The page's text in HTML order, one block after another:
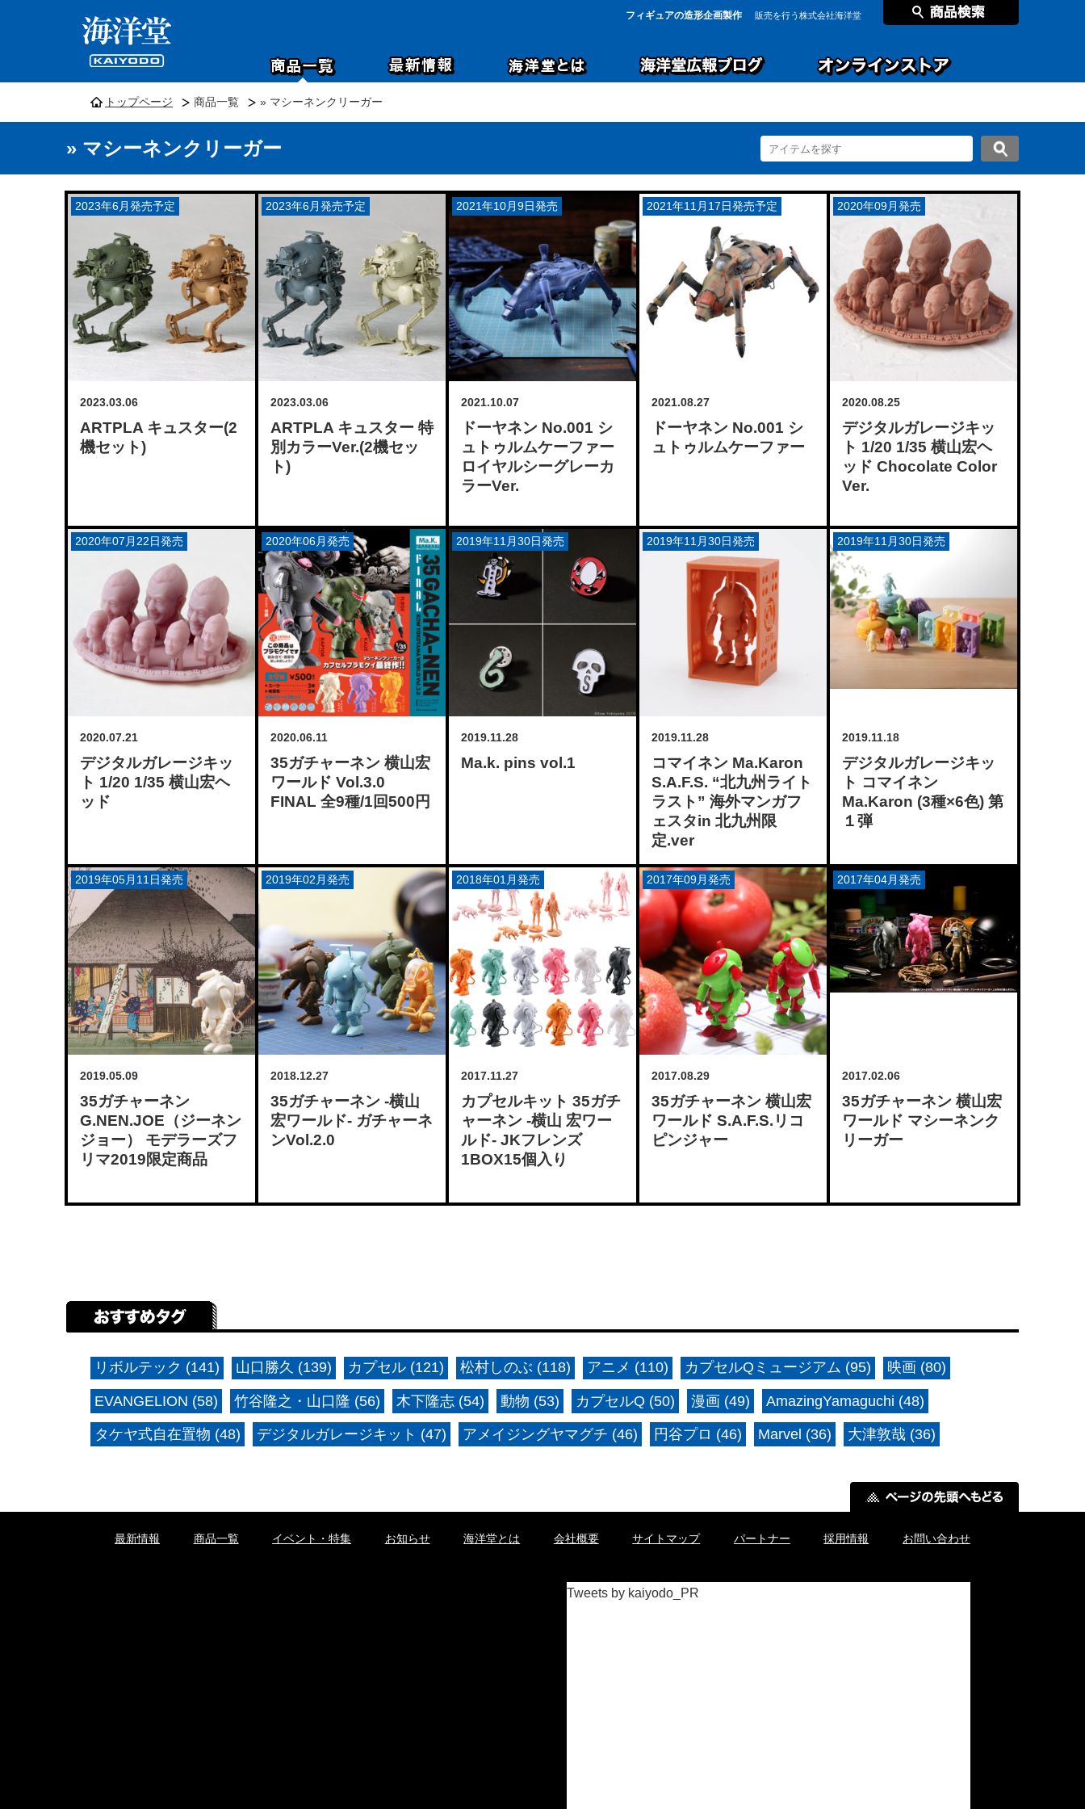
フィギュアの造形企画製作 販売を行う株式会社海洋堂
トップページ 商品一覧 » マシーネンクリーガー
» マシーネンクリーガー
2023.03.06
ARTPLA キュスター(2
機セット)
2023年6月発売予定
2023.03.06
ARTPLA キュスター 特
別カラーVer.(2機セッ
ト)
2023年6月発売予定
2021.10.07
ドーヤネン No.001 シ
ュトゥルムケーファー
ロイヤルシーグレーカ
ラーVer.
2021年10月9日発売
2021.08.27
ドーヤネン No.001 シ
ュトゥルムケーファー
2021年11月17日発売予定
2020.08.25
デジタルガレージキッ
ト 1/20 1/35 横山宏ヘ
ッド Chocolate Color
Ver.
2020年09月発売
2020.07.21
デジタルガレージキッ
ト 1/20 1/35 横山宏ヘ
ッド
2020年07月22日発売
2020.06.11
35ガチャーネン 横山宏
ワールド Vol.3.0
FINAL 全9種/1回500円
2020年06月発売
2019.11.28
Ma.k. pins vol.1
2019年11月30日発売
2019.11.28
コマイネン Ma.Karon
S.A.F.S. “北九州ライト
ラスト” 海外マンガフ
ェスタin 北九州限
定.ver
2019年11月30日発売
2019.11.18
デジタルガレージキッ
ト コマイネン
Ma.Karon (3種×6色) 第
１弾
2019年11月30日発売
2019.05.09
35ガチャーネン
G.NEN.JOE（ジーネン
ジョー） モデラーズフ
リマ2019限定商品
2019年05月11日発売
2018.12.27
35ガチャーネン -横山
宏ワールド- ガチャーネ
ンVol.2.0
2019年02月発売
2017.11.27
カプセルキット 35ガチ
ャーネン -横山 宏ワー
ルド- JKフレンズ
1BOX15個入り
2018年01月発売
2017.08.29
35ガチャーネン 横山宏
ワールド S.A.F.S.リコ
ピンジャー
2017年09月発売
2017.02.06
35ガチャーネン 横山宏
ワールド マシーネンク
リーガー
2017年04月発売
リボルテック (141) 山口勝久 (139) カプセル (121) 松村しのぶ (118) アニメ (110) カプセルQミュージアム (95) 映画 (80)
EVANGELION (58) 竹谷隆之・山口隆 (56) 木下隆志 (54) 動物 (53) カプセルQ (50) 漫画 (49) AmazingYamaguchi (48)
タケヤ式自在置物 (48) デジタルガレージキット (47) アメイジングヤマグチ (46) 円谷プロ (46) Marvel (36) 大津敦哉 (36)
最新情報 商品一覧 イベント・特集 お知らせ 海洋堂とは 会社概要 サイトマップ パートナー 採用情報 お問い合わせ
Tweets by kaiyodo_PR